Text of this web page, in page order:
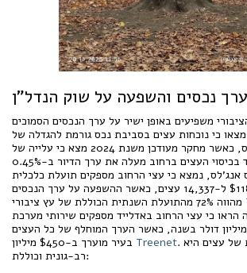
ערך נכסים והשפעה על שוק הנדל"ן
משפיעים באופן ישיר על ערך הנכסים הסמוכים
כי נוכחות עצים בסביבת נכס גורמת להגדלה של
עד 27% בערך הנכס, כאשר מחקר מעודכן משנת 2024 מצא כי עלייה של
נמצא כי עצי הרחוב מספקים תועלת כלכלית
שנתית של $118,000 ל-14,337 עצים, כאשר ההשפעה על ערך הנכסים
הראו כי עצי הרחוב באדלייד מספקים שירותי מערכת
אקולוגית בשווי $3.3 מיליון דולר בשנה, כאשר הערך המוחלף של כל העצים
Treenet. ההשפעה הכלכלית של עצים היא
רב-גונית וכוללת: